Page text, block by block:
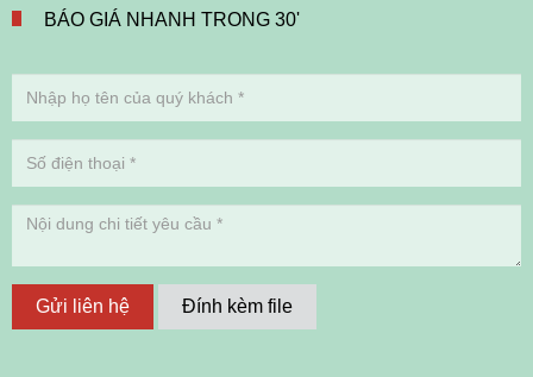
BÁO GIÁ NHANH TRONG 30'
Gửi liên hệ Đính kèm file